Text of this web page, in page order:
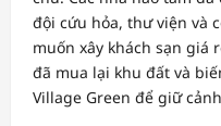
đội cứu hỏa, thư viện và
muốn xây khách sạn giá
đã mua lại khu đất và
Village Green để giữ